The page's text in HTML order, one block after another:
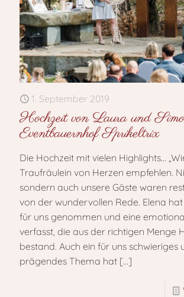
1. September 2019
Hochzeit von Laura und
Eventbauernhof Sprikeltrix
Die Hochzeit mit vielen Highlights…
Traufräulein von Herzen empfehlen.
sondern auch unsere Gäste waren
von der wundervollen Rede. Elena hat
für uns genommen und eine
verfasst, die aus der richtigen Menge
bestand. Auch ein für uns schwieriges
prägendes Thema hat […]